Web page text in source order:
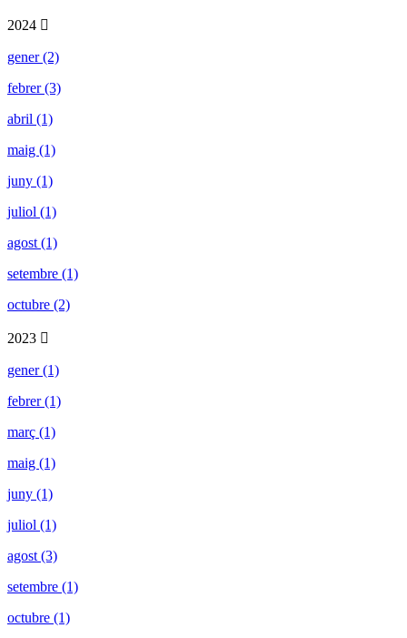
2024
gener (2)
febrer (3)
abril (1)
maig (1)
juny (1)
juliol (1)
agost (1)
setembre (1)
octubre (2)
2023
gener (1)
febrer (1)
març (1)
maig (1)
juny (1)
juliol (1)
agost (3)
setembre (1)
octubre (1)